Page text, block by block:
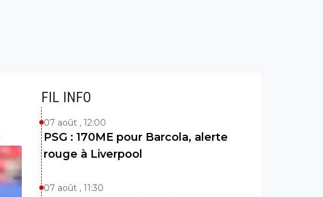
FIL INFO
07 août , 12:00
PSG : 170ME pour Barcola, alerte
rouge à Liverpool
07 août , 11:30